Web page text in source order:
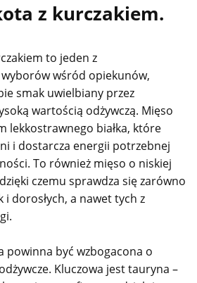
z kurczakiem.
to jeden z
wśród opiekunów,
smak uwielbiany przez
wartością odżywczą. Mięso
lekkostrawnego białka, które
i dostarcza energii potrzebnej
To również mięso o niskiej
czemu sprawdza się zarówno
i dorosłych, a nawet tych z
powinna być wzbogacona o
Kluczowa jest tauryna –